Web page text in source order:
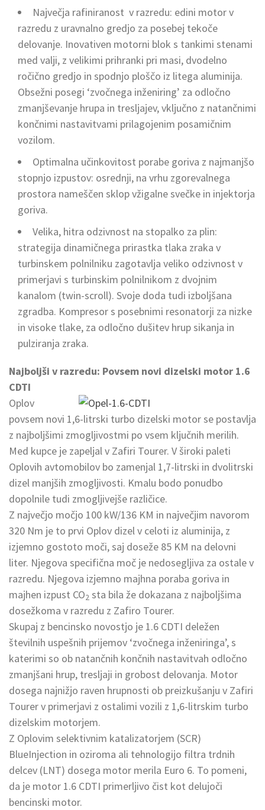
Največja rafiniranost v razredu: edini motor v
razredu z uravnalno gredjo za posebej tekoče
delovanje. Inovativen motorni blok s tankimi stenami
med valji, z velikimi prihranki pri masi, dvodelno
ročično gredjo in spodnjo ploščo iz litega aluminija.
Obsežni posegi ‘zvočnega inženiring’ za odločno
zmanjševanje hrupa in tresljajev, vključno z natančnimi
končnimi nastavitvami prilagojenim posamičnim
vozilom.
Optimalna učinkovitost porabe goriva z najmanjšo
stopnjo izpustov: osrednji, na vrhu zgorevalnega
prostora nameščen sklop vžigalne svečke in injektorja
goriva.
Velika, hitra odzivnost na stopalko za plin:
strategija dinamičnega prirastka tlaka zraka v
turbinskem polnilniku zagotavlja veliko odzivnost v
primerjavi s turbinskim polnilnikom z dvojnim
kanalom (twin-scroll). Svoje doda tudi izboljšana
zgradba. Kompresor s posebnimi resonatorji za nizke
in visoke tlake, za odločno dušitev hrup sikanja in
pulziranja zraka.
Najboljši v razredu: Povsem novi dizelski motor 1.6
CDTI
Oplov
povsem novi 1,6-litrski turbo dizelski motor se postavlja
z najboljšimi zmogljivostmi po vsem ključnih merilih.
Med kupce je zapeljal v Zafiri Tourer. V široki paleti
Oplovih avtomobilov bo zamenjal 1,7-litrski in dvolitrski
dizel manjših zmogljivosti. Kmalu bodo ponudbo
dopolnile tudi zmogljivejše različice.
Z največjo močjo 100 kW/136 KM in največjim navorom
320 Nm je to prvi Oplov dizel v celoti iz aluminija, z
izjemno gostoto moči, saj doseže 85 KM na delovni
liter. Njegova specifična moč je nedosegljiva za ostale v
razredu. Njegova izjemno majhna poraba goriva in
majhen izpust CO2 sta bila že dokazana z najboljšima
dosežkoma v razredu z Zafiro Tourer.
Skupaj z bencinsko novostjo je 1.6 CDTI deležen
številnih uspešnih prijemov ‘zvočnega inženiringa’, s
katerimi so ob natančnih končnih nastavitvah odločno
zmanjšani hrup, tresljaji in grobost delovanja. Motor
dosega najnižjo raven hrupnosti ob preizkušanju v Zafiri
Tourer v primerjavi z ostalimi vozili z 1,6-litrskim turbo
dizelskim motorjem.
Z Oplovim selektivnim katalizatorjem (SCR)
BlueInjection in oziroma ali tehnologijo filtra trdnih
delcev (LNT) dosega motor merila Euro 6. To pomeni,
da je motor 1.6 CDTI primerljivo čist kot delujoči
bencinski motor.